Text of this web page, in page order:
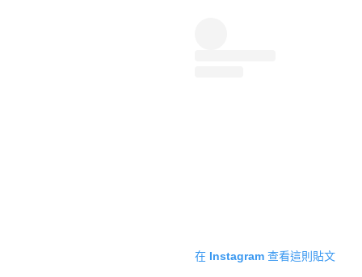
在 Instagram 查看這則貼文